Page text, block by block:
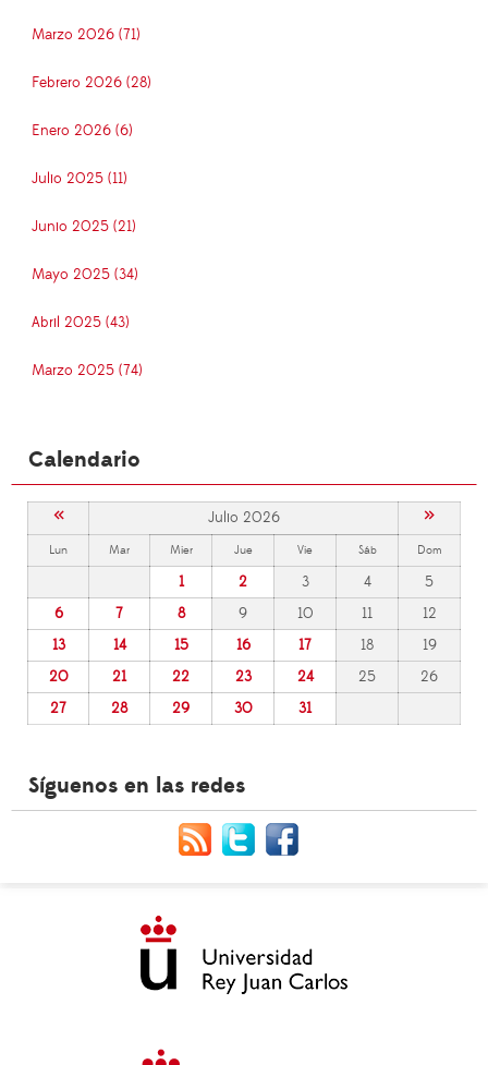
Marzo 2026 (71)
Febrero 2026 (28)
Enero 2026 (6)
Julio 2025 (11)
Junio 2025 (21)
Mayo 2025 (34)
Abril 2025 (43)
Marzo 2025 (74)
Calendario
« Julio 2026 »
Lun Mar Mier Jue Vie Sáb Dom
1 2 3 4
5
6
7 8 9 10 11
12
13
14 15 16 17 18
19
20
21 22 23 24 25
26
27
28 29 30 31
Síguenos en las redes